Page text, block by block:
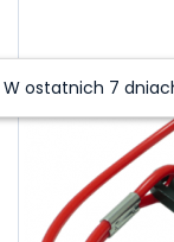
W ostatnich 7